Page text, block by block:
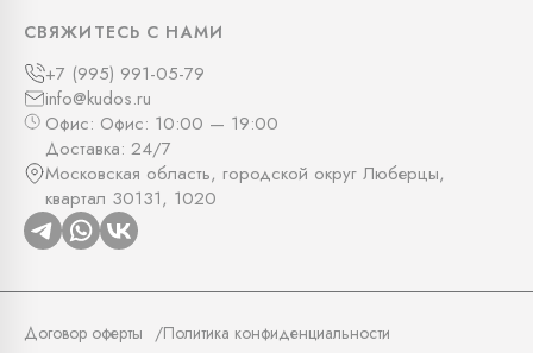
СВЯЖИТЕСЬ С НАМИ
+7 (995) 991-05-79
info@kudos.ru
Офис: Офис: 10:00 — 19:00
Доставка: 24/7
Московская область, городской округ Люберцы,
квартал 30131, 1020
Договор оферты Политика конфиденциальности